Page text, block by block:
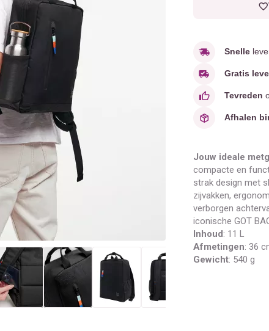
Snelle
Gratis
Tevreden
Afhalen
Jouw ideale
compacte en
strak design met
zijvakken,
verborgen
iconische GOT
Inhoud: 11 L
Afmetingen: 36
Gewicht: 540 g